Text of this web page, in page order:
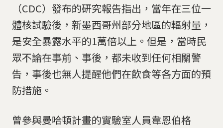
（CDC）發布的研究報告指出，當年在三位一
體核試驗後，新墨西哥州部分地區的輻射量，
是安全暴露水平的1萬倍以上。但是，當時民
眾不論在事前、事後，都未收到任何相關警
告，事後也無人提醒他們在飲食等各方面的預
防措施。
曾參與曼哈頓計畫的實驗室人員韋恩伯格